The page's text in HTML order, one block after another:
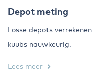
Depot meting
Losse depots
kuubs nauwkeurig.
Lees meer